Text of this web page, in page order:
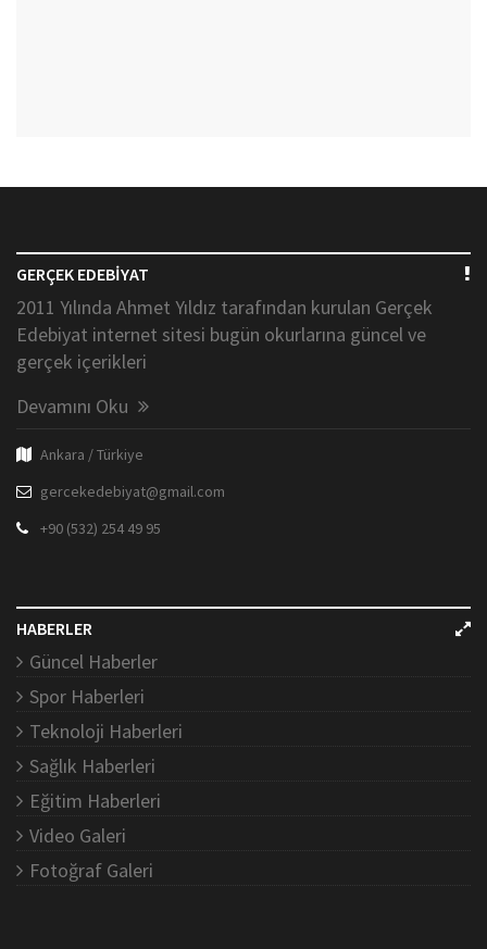
GERÇEK EDEBİYAT
2011 Yılında Ahmet Yıldız tarafından kurulan Gerçek
Edebiyat internet sitesi bugün okurlarına güncel ve
gerçek içerikleri
Devamını Oku
Ankara / Türkiye
gercekedebiyat@gmail.com
+90 (532) 254 49 95
HABERLER
Güncel Haberler
Spor Haberleri
Teknoloji Haberleri
Sağlık Haberleri
Eğitim Haberleri
Video Galeri
Fotoğraf Galeri